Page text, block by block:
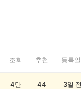
조회 추천 등록일
4만 44 3일 전